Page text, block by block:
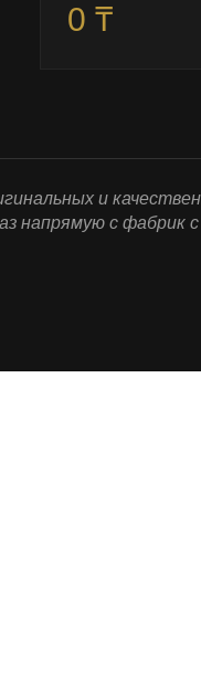
0 ₸
и
напрямую с фабрик с